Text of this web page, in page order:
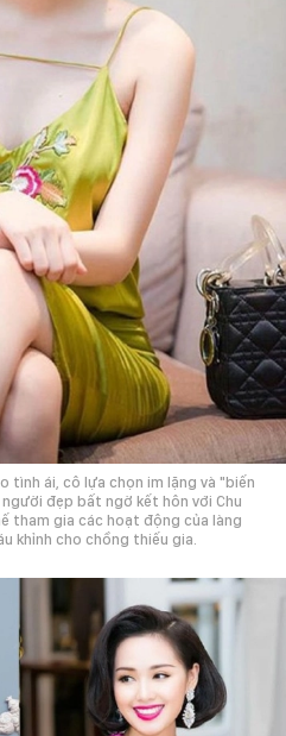
tình ái, cô lựa chọn im lặng và "biến
đẹp bất ngờ kết hôn với Chu
tham gia các hoạt động của làng
khỉnh cho chồng thiếu gia.